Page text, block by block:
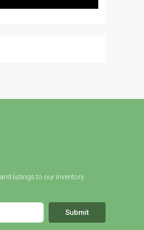
listings to our inventory.
Submit